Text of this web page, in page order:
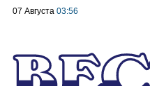
07 Августа 03:56